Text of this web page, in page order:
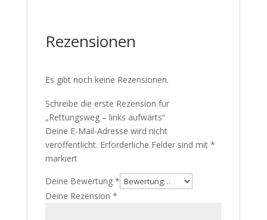
Rezensionen
Es gibt noch keine Rezensionen.
Schreibe die erste Rezension für
„Rettungsweg – links aufwärts“
Deine E-Mail-Adresse wird nicht
veröffentlicht. Erforderliche Felder sind mit *
markiert
Deine Bewertung *
Deine Rezension *